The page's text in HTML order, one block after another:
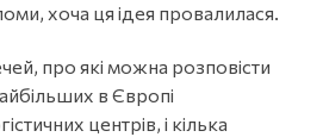
хоча ця ідея провалилася.
про які можна розповісти
в Європі
центрів, і кілька